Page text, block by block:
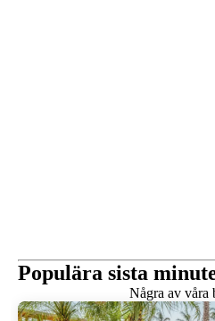
Populära sista
Några av våra